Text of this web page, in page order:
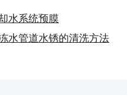
水系统预膜
水管道水锈的清洗方法